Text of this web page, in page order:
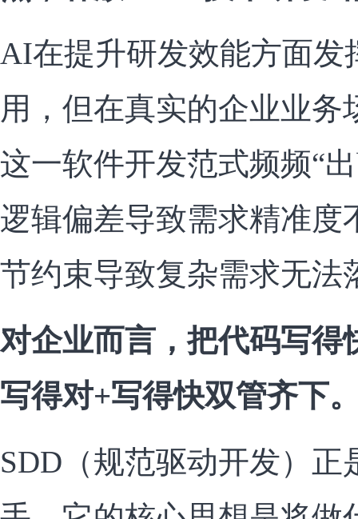
AI在提升研发效能方面发
用，但在真实的企业业务
这一软件开发范式频频“
逻辑偏差导致需求精准度
节约束导致复杂需求无法
对企业而言，把代码写得
写得对+写得快双管齐下
SDD（规范驱动开发）